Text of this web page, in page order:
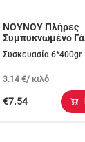
ΝΟΥΝΟΥ Πλήρες
Συμπυκνωμένο
Συσκευασία 6*400gr
3.14 €/ κιλό
€7.54